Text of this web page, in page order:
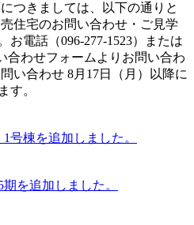
つきましては、以下の通りと
住宅のお問い合わせ・ご見学
お電話（096-277-1523）または
合わせフォームよりお問い合わ
い合わせ 8月17日（月）以降に
す。
棟を追加しました。
を追加しました。